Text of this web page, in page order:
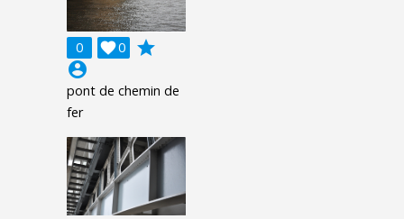
0 0

grade
account_circle
pont de chemin de
fer